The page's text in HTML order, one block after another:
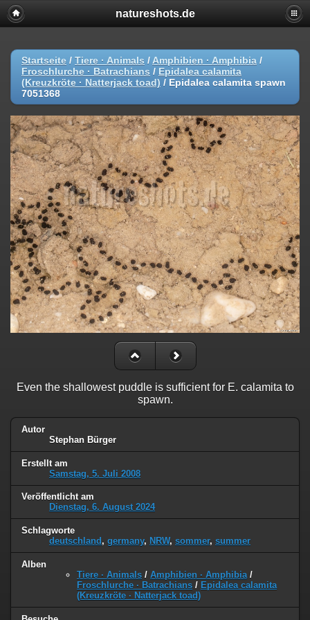
natureshots.de
Startseite / Tiere · Animals / Amphibien · Amphibia /
Froschlurche · Batrachians / Epidalea calamita
(Kreuzkröte · Natterjack toad) / Epidalea calamita spawn
7051368
Even the shallowest puddle is sufficient for E. calamita to
spawn.
Autor
Stephan Bürger
Erstellt am
Samstag, 5. Juli 2008
Veröffentlicht am
Dienstag, 6. August 2024
Schlagworte
deutschland , germany, NRW, sommer, summer
Alben
Tiere · Animals / Amphibien · Amphibia/
Froschlurche · Batrachians / Epidalea calamita
(Kreuzkröte · Natterjack toad)